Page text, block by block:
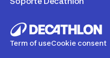
Term of useCookie consent